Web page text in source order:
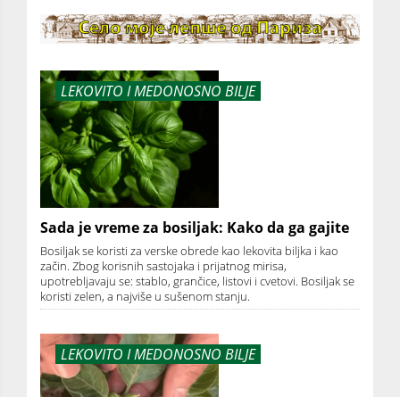
LEKOVITO I MEDONOSNO BILJE
Sada je vreme za bosiljak: Kako da ga gajite
Bosiljak se koristi za verske obrede kao lekovita biljka i kao
začin. Zbog korisnih sastojaka i prijatnog mirisa,
upotrebljavaju se: stablo, grančice, listovi i cvetovi. Bosiljak se
koristi zelen, a najviše u sušenom stanju.
LEKOVITO I MEDONOSNO BILJE